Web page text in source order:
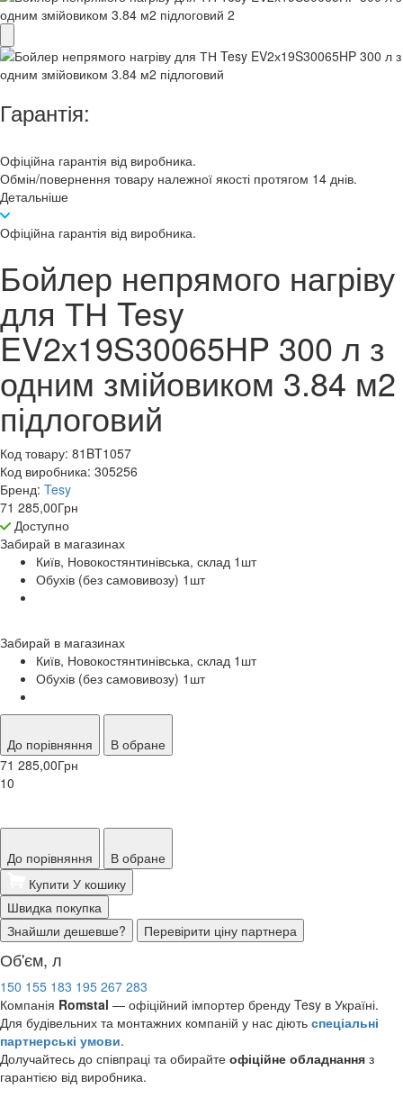
Гарантія:
Офіційна гарантія від виробника.
Обмін/повернення товару належної якості протягом 14 днів.
Детальніше
Офіційна гарантія від виробника.
Бойлер непрямого нагріву
для ТН Tesy
EV2х19S30065HP 300 л з
одним змійовиком 3.84 м2
підлоговий
Код товару: 81BT1057
Код виробника: 305256
Бренд: Tesy
71 285,00Грн
Доступно
Забирай в магазинах
Київ, Новокостянтинівська, склад 1 шт
Обухів (без самовивозу) 1 шт
Забирай в магазинах
Київ, Новокостянтинівська, склад 1 шт
Обухів (без самовивозу) 1 шт
До порівняння
В обране
71 285,00Грн
10
До порівняння
В обране
Купити У кошику
Швидка покупка
Знайшли дешевше?
Перевірити ціну партнера
Об'єм, л
150 155 183 195 267 283
Компанія Romstal — офіційний імпортер бренду Tesy в Україні.
Для будівельних та монтажних компаній у нас діють спеціальні
партнерські умови.
Долучайтесь до співпраці та обирайте офіційне обладнання з
гарантією від виробника.